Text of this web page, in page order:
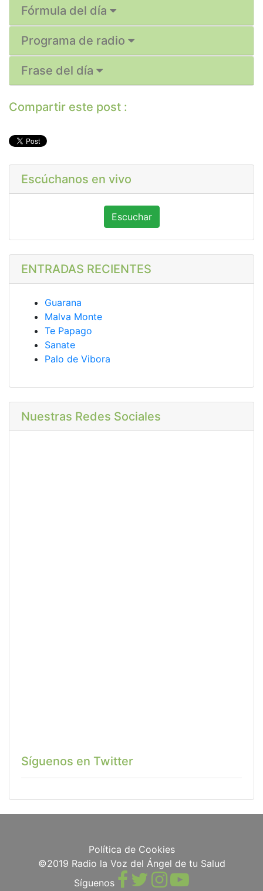
Fórmula del día
Programa de radio
Frase del día
Compartir este post :
Escúchanos en vivo
Escuchar
ENTRADAS RECIENTES
Guarana
Malva Monte
Te Papago
Sanate
Palo de Vibora
Nuestras Redes Sociales
Síguenos en Twitter
Política de Cookies
©2019 Radio la Voz del Ángel de tu Salud
Síguenos